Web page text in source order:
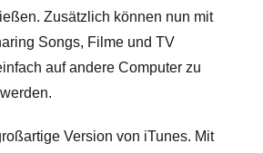
Zusätzlich können nun mit
Songs, Filme und TV
auf andere Computer zu
Version von iTunes. Mit